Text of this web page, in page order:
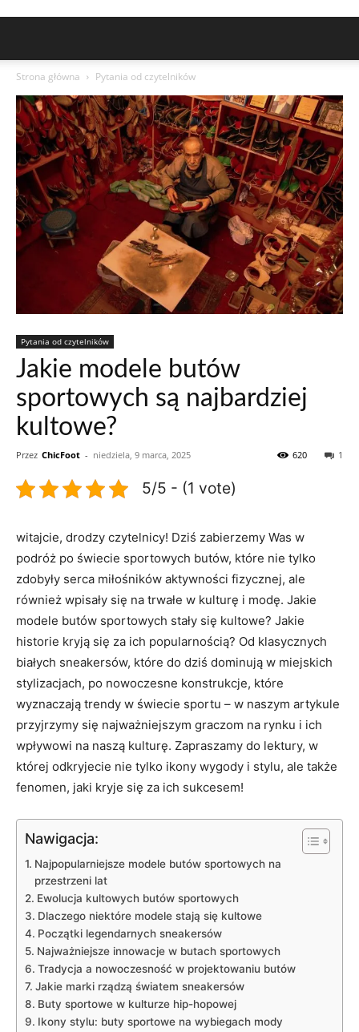
Strona główna Pytania od czytelników
Pytania od czytelników
Jakie modele butów
sportowych są najbardziej
kultowe?
Przez ChicFoot - niedziela, 9 marca, 2025 1
620
5/5 - (1 vote)
witajcie, drodzy ⁤czytelnicy! Dziś ⁤zabierzemy ​Was w
podróż ⁣po świecie sportowych butów, które ⁤nie tylko
zdobyły serca miłośników aktywności ⁢fizycznej, ⁣ale
również wpisały się⁣ na trwałe w kulturę i‍ modę. Jakie
modele butów sportowych stały się kultowe? Jakie
historie kryją się ⁤za​ ich popularnością? Od klasycznych
białych ⁢sneakersów, które ⁢do dziś‍ dominują w miejskich
stylizacjach, po ‍nowoczesne konstrukcje, ⁢które
⁤wyznaczają trendy w​ świecie sportu – ‌w ⁤naszym⁢ artykule
przyjrzymy się najważniejszym ​graczom na rynku i ich
wpływowi na⁤ naszą kulturę.‌ Zapraszamy do lektury, ⁣w
której odkryjecie ​nie tylko ikony wygody i stylu, ale także
fenomen, jaki ​kryje ‌się za ich ​sukcesem!
Nawigacja:
Najpopularniejsze modele butów sportowych‌ na
przestrzeni lat
Ewolucja kultowych butów sportowych
Dlaczego niektóre modele stają ‍się kultowe
Początki legendarnych sneakersów
Najważniejsze innowacje ‍w butach sportowych
Tradycja a nowoczesność‌ w projektowaniu butów
Jakie marki⁤ rządzą światem sneakersów
Buty sportowe‍ w ‍kulturze hip-hopowej
Ikony stylu:⁣ buty sportowe‍ na⁢ wybiegach mody